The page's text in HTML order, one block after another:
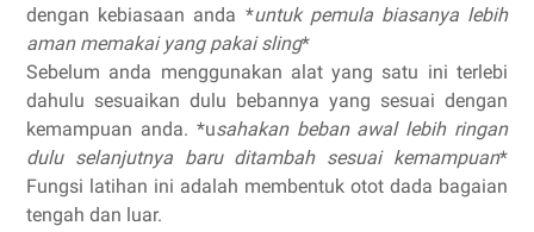
dengan kebiasaan anda *untuk pemula biasanya lebih
aman memakai yang pakai sling*
Sebelum anda menggunakan alat yang satu ini terlebi
dahulu sesuaikan dulu bebannya yang sesuai dengan
kemampuan anda. *usahakan beban awal lebih ringan
dulu selanjutnya baru ditambah sesuai kemampuan*
Fungsi latihan ini adalah membentuk otot dada bagaian
tengah dan luar.